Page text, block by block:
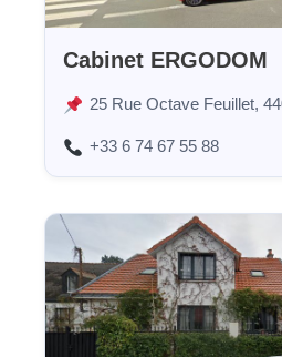
Cabinet ERGODOM
25 Rue Octave Feuillet,
+33 6 74 67 55 88